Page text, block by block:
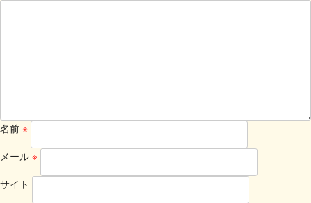
名前 ※
メール ※
サイト